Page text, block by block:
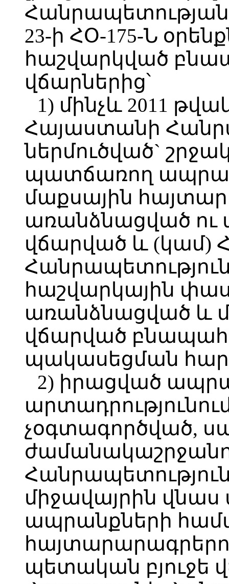
Հանրապետության
23-ի ՀՕ-175-Ն
հաշվարկված
վճարներից՝
1) մինչև 2011
Հայաստանի
ներմուծված`
պատճառող
մաքսային
առանձնացված ու
վճարված և (կամ)
հաշվարկային
առանձնացված և
վճարված
պակասեցման
2) իրացված
չօգտագործված,
միջավայրին
ապրանքների
պետական բյուջե